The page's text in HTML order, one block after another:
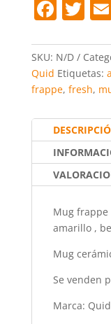
33cl. F
c
e
b
o
o
k
T
itt
er
SKU: N/D
Quid Etiquetas:
frappe, fresh,
Mug frappe
amarillo ,
Mug
Se venden
Marca: